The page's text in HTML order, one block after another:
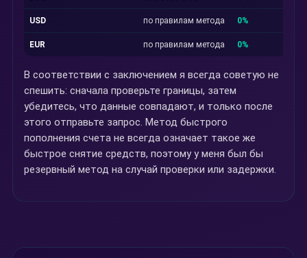
USD по правилам метода 0%
EUR по правилам метода 0%
В соответствии с заключением я всегда советую не
спешить: сначала проверьте границы, затем
убедитесь, что данные совпадают, и только после
этого отправьте запрос. Метод быстрого
пополнения счета не всегда означает такое же
быстрое снятие средств, поэтому у меня был бы
резервный метод на случай проверки или задержки.